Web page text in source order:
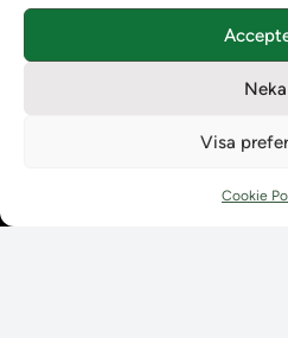
Neka
Visa
Cookie
Användarkontakter
Policyer och dokument
Kontaktuppgifter till lärosätenas
Kontaktuppgifter till